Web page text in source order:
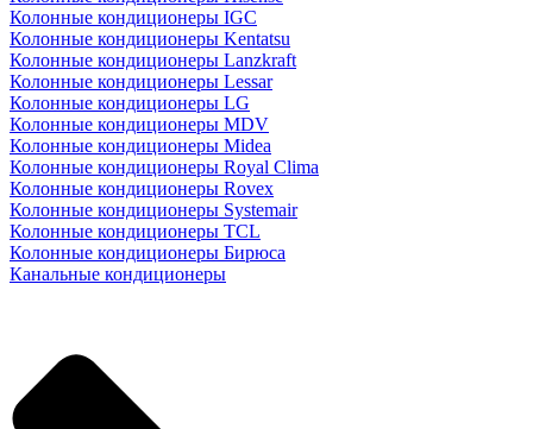
Колонные кондиционеры IGC
Колонные кондиционеры Kentatsu
Колонные кондиционеры Lanzkraft
Колонные кондиционеры Lessar
Колонные кондиционеры LG
Колонные кондиционеры MDV
Колонные кондиционеры Midea
Колонные кондиционеры Royal Clima
Колонные кондиционеры Rovex
Колонные кондиционеры Systemair
Колонные кондиционеры TCL
Колонные кондиционеры Бирюса
Канальные кондиционеры